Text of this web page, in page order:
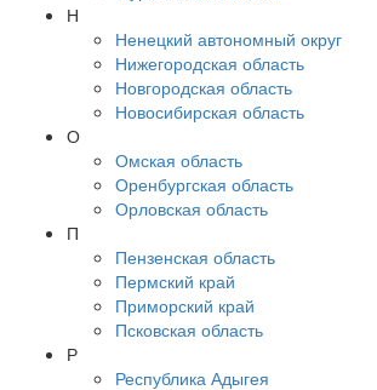
Н
Ненецкий автономный округ
Нижегородская область
Новгородская область
Новосибирская область
О
Омская область
Оренбургская область
Орловская область
П
Пензенская область
Пермский край
Приморский край
Псковская область
Р
Республика Адыгея